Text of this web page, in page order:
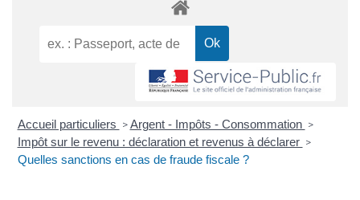
Accueil particuliers > Argent - Impôts - Consommation >
Impôt sur le revenu : déclaration et revenus à déclarer >
Quelles sanctions en cas de fraude fiscale ?